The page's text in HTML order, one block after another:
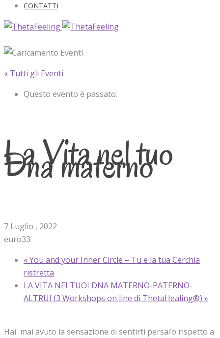
CONTATTI
« Tutti gli Eventi
Questo evento è passato.
La Vita nel tuo
Dna materno
7 Luglio , 2022
euro33
«You and your Inner Circle – Tu e la tua Cerchia
ristretta
LA VITA NEI TUOI DNA MATERNO-PATERNO-
ALTRUI (3 Workshops on line di ThetaHealing®) »
Hai mai avuto la sensazione di sentirti persa/o rispetto a